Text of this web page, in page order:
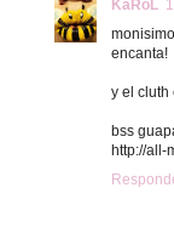
KaRoL
encanta!
y el cluth
bss
http://all-